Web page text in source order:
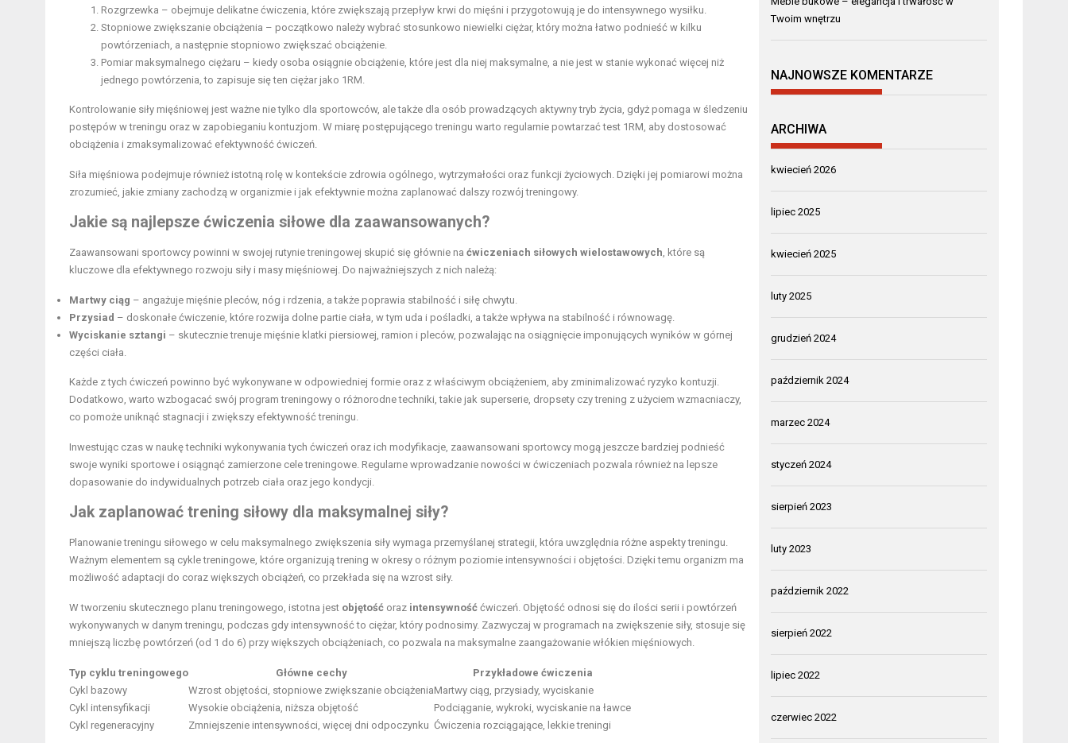
Rozgrzewka – obejmuje delikatne ćwiczenia, które zwiększają przepływ krwi do mięśni i przygotowują je do intensywnego wysiłku.
Stopniowe zwiększanie obciążenia – początkowo należy wybrać stosunkowo niewielki ciężar, który można łatwo podnieść w kilku
powtórzeniach, a następnie stopniowo zwiększać obciążenie.
Pomiar maksymalnego ciężaru – kiedy osoba osiągnie obciążenie, które jest dla niej maksymalne, a nie jest w stanie wykonać więcej niż
jednego powtórzenia, to zapisuje się ten ciężar jako 1RM.
Kontrolowanie siły mięśniowej jest ważne nie tylko dla sportowców, ale także dla osób prowadzących aktywny tryb życia, gdyż pomaga w śledzeniu
postępów w treningu oraz w zapobieganiu kontuzjom. W miarę postępującego treningu warto regularnie powtarzać test 1RM, aby dostosować
obciążenia i zmaksymalizować efektywność ćwiczeń.
Siła mięśniowa podejmuje również istotną rolę w kontekście zdrowia ogólnego, wytrzymałości oraz funkcji życiowych. Dzięki jej pomiarowi można
zrozumieć, jakie zmiany zachodzą w organizmie i jak efektywnie można zaplanować dalszy rozwój treningowy.
Jakie są najlepsze ćwiczenia siłowe dla zaawansowanych?
Zaawansowani sportowcy powinni w swojej rutynie treningowej skupić się głównie na ćwiczeniach siłowych wielostawowych, które są
kluczowe dla efektywnego rozwoju siły i masy mięśniowej. Do najważniejszych z nich należą:
Martwy ciąg – angażuje mięśnie pleców, nóg i rdzenia, a także poprawia stabilność i siłę chwytu.
Przysiad – doskonałe ćwiczenie, które rozwija dolne partie ciała, w tym uda i pośladki, a także wpływa na stabilność i równowagę.
Wyciskanie sztangi – skutecznie trenuje mięśnie klatki piersiowej, ramion i pleców, pozwalając na osiągnięcie imponujących wyników w górnej
części ciała.
Każde z tych ćwiczeń powinno być wykonywane w odpowiedniej formie oraz z właściwym obciążeniem, aby zminimalizować ryzyko kontuzji.
Dodatkowo, warto wzbogacać swój program treningowy o różnorodne techniki, takie jak superserie, dropsety czy trening z użyciem wzmacniaczy,
co pomoże uniknąć stagnacji i zwiększy efektywność treningu.
Inwestując czas w naukę techniki wykonywania tych ćwiczeń oraz ich modyfikacje, zaawansowani sportowcy mogą jeszcze bardziej podnieść
swoje wyniki sportowe i osiągnąć zamierzone cele treningowe. Regularne wprowadzanie nowości w ćwiczeniach pozwala również na lepsze
dopasowanie do indywidualnych potrzeb ciała oraz jego kondycji.
Jak zaplanować trening siłowy dla maksymalnej siły?
Planowanie treningu siłowego w celu maksymalnego zwiększenia siły wymaga przemyślanej strategii, która uwzględnia różne aspekty treningu.
Ważnym elementem są cykle treningowe, które organizują trening w okresy o różnym poziomie intensywności i objętości. Dzięki temu organizm ma
możliwość adaptacji do coraz większych obciążeń, co przekłada się na wzrost siły.
W tworzeniu skutecznego planu treningowego, istotna jest objętość oraz intensywność ćwiczeń. Objętość odnosi się do ilości serii i powtórzeń
wykonywanych w danym treningu, podczas gdy intensywność to ciężar, który podnosimy. Zazwyczaj w programach na zwiększenie siły, stosuje się
mniejszą liczbę powtórzeń (od 1 do 6) przy większych obciążeniach, co pozwala na maksymalne zaangażowanie włókien mięśniowych.
Typ cyklu treningowego Główne cechy
Przykładowe ćwiczenia
Cykl bazowy
Wzrost objętości, stopniowe zwiększanie obciążeniaMartwy ciąg, przysiady, wyciskanie
Cykl intensyfikacji
Wysokie obciążenia, niższa objętość
Podciąganie, wykroki, wyciskanie na ławce
Cykl regeneracyjny
Zmniejszenie intensywności, więcej dni odpoczynku Ćwiczenia rozciągające, lekkie treningi
Twoim wnętrzu
NAJNOWSZE KOMENTARZE
ARCHIWA
kwiecień 2026
lipiec 2025
kwiecień 2025
luty 2025
grudzień 2024
październik 2024
marzec 2024
styczeń 2024
sierpień 2023
luty 2023
październik 2022
sierpień 2022
lipiec 2022
czerwiec 2022